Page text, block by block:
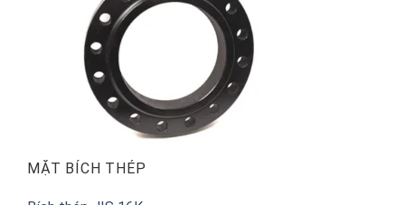
MẶT BÍCH THÉP